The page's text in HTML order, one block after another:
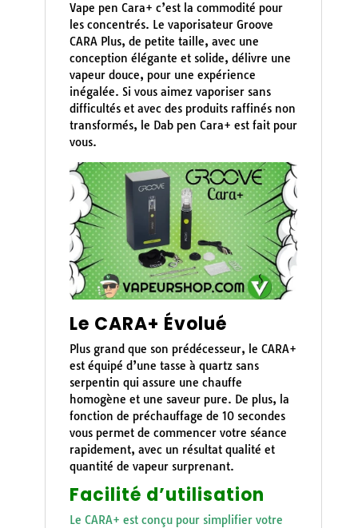
Vape pen Cara+ c’est la commodité pour
les concentrés. Le vaporisateur Groove
CARA Plus, de petite taille, avec une
conception élégante et solide, délivre une
vapeur douce, pour une expérience
inégalée. Si vous aimez vaporiser sans
difficultés et avec des produits raffinés non
transformés, le Dab pen Cara+ est fait pour
vous.
Le CARA+ Évolué
Plus grand que son prédécesseur, le CARA+
est équipé d’une tasse à quartz sans
serpentin qui assure une chauffe
homogène et une saveur pure. De plus, la
fonction de préchauffage de 10 secondes
vous permet de commencer votre séance
rapidement, avec un résultat qualité et
quantité de vapeur surprenant.
Facilité d’utilisation
Le CARA+ est conçu pour simplifier votre